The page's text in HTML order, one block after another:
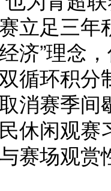
足三年
济”理念
循环积
消赛季
休闲观
赛场观